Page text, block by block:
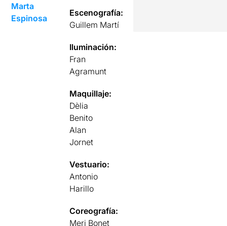
Marta
Espinosa
Escenografía:
Guillem Martí
Iluminación:
Fran
Agramunt
Maquillaje:
Dèlia
Benito
Alan
Jornet
Vestuario:
Antonio
Harillo
Coreografía:
Meri Bonet